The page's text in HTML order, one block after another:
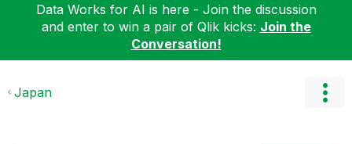
Data Works for AI is here - Join the discussion
and enter to win a pair of Qlik kicks: Join the
Conversation!
Japan